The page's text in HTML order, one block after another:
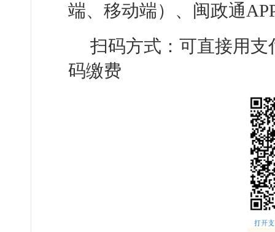
端、移动端）、闽政通
扫码方式：可直接用
码缴费